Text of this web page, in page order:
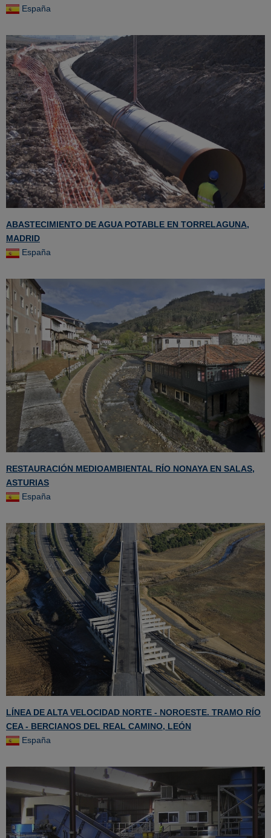
España
ABASTECIMIENTO DE AGUA POTABLE EN TORRELAGUNA,
MADRID
España
RESTAURACIÓN MEDIOAMBIENTAL RÍO NONAYA EN SALAS,
ASTURIAS
España
LÍNEA DE ALTA VELOCIDAD NORTE - NOROESTE. TRAMO RÍO
CEA - BERCIANOS DEL REAL CAMINO, LEÓN
España